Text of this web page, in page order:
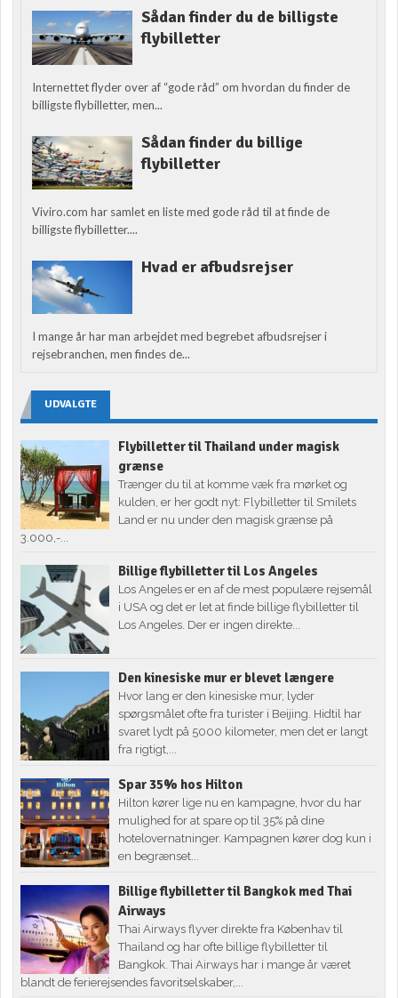
Sådan finder du de billigste
flybilletter
Internettet flyder over af “gode råd” om hvordan du finder de
billigste flybilletter, men...
Sådan finder du billige
flybilletter
Viviro.com har samlet en liste med gode råd til at finde de
billigste flybilletter....
Hvad er afbudsrejser
I mange år har man arbejdet med begrebet afbudsrejser i
rejsebranchen, men findes de...
UDVALGTE
Flybilletter til Thailand under magisk
grænse
Trænger du til at komme væk fra mørket og
kulden, er her godt nyt: Flybilletter til Smilets
Land er nu under den magisk grænse på
3.000,-...
Billige flybilletter til Los Angeles
Los Angeles er en af de mest populære rejsemål
i USA og det er let at finde billige flybilletter til
Los Angeles. Der er ingen direkte...
Den kinesiske mur er blevet længere
Hvor lang er den kinesiske mur, lyder
spørgsmålet ofte fra turister i Beijing. Hidtil har
svaret lydt på 5000 kilometer, men det er langt
fra rigtigt,...
Spar 35% hos Hilton
Hilton kører lige nu en kampagne, hvor du har
mulighed for at spare op til 35% på dine
hotelovernatninger. Kampagnen kører dog kun i
en begrænset...
Billige flybilletter til Bangkok med Thai
Airways
Thai Airways flyver direkte fra Københav til
Thailand og har ofte billige flybilletter til
Bangkok. Thai Airways har i mange år været
blandt de ferierejsendes favoritselskaber,...